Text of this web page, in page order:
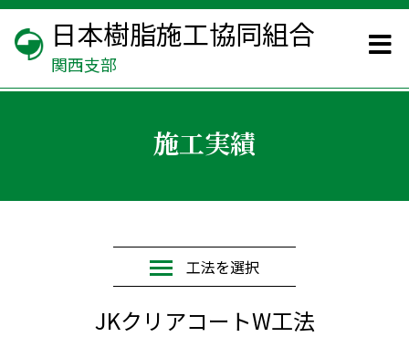
日本樹脂施工協同組合
関西支部
施工実績
工法を選択
JKクリアコートW工法